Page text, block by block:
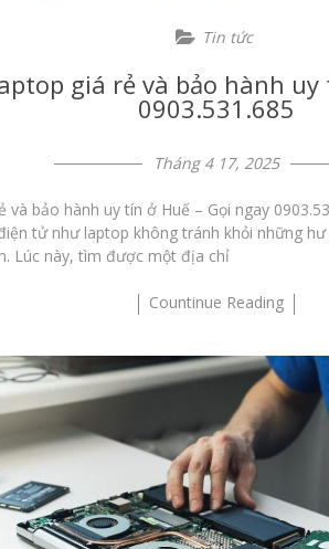
Tin tức
giá rẻ và bảo hành uy
0903.531.685
Tháng 4 17, 2025
và bảo hành uy tín ở Huế – Gọi ngay
tử như laptop không tránh khỏi những
Lúc này, tìm được một địa chỉ
Countinue Reading